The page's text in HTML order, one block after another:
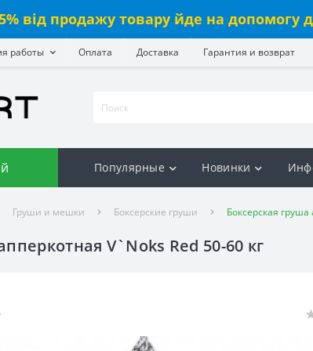
від продажу товару йде на допомогу
работы Оплата Доставка Гарантия и возврат
Популярные Новинки
Груши и мешки Боксерские груши Боксерская
V`Noks Red 50-60 кг